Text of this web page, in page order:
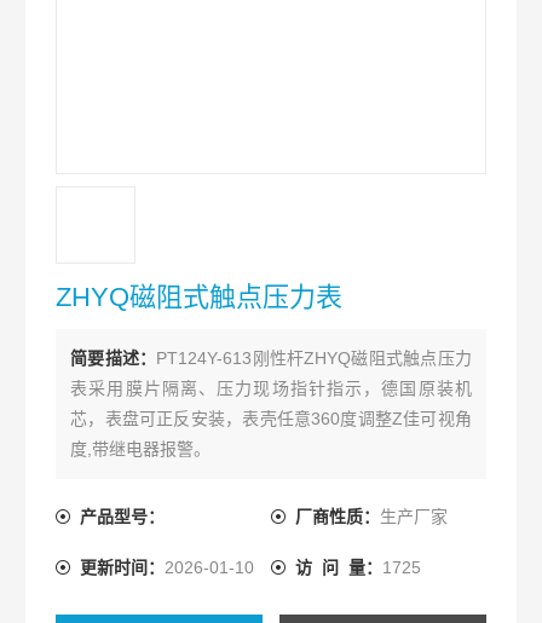
ZHYQ磁阻式触点压力表
简要描述： PT124Y-613刚性杆ZHYQ磁阻式触点压力
表采用膜片隔离、压力现场指针指示，德国原装机
芯，表盘可正反安装，表壳任意360度调整Z佳可视角
度,带继电器报警。
产品型号： 厂商性质： 生产厂家
更新时间： 2026-01-10 访 问 量： 1725